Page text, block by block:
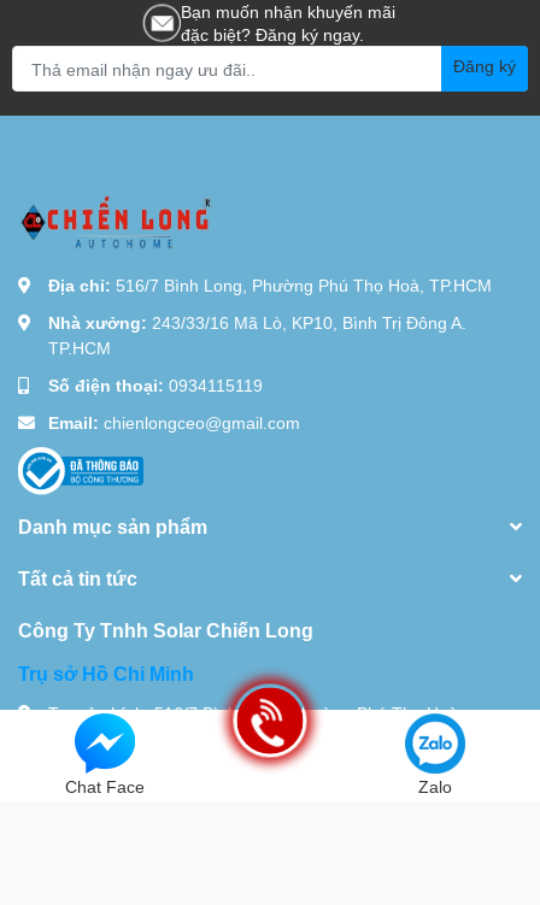
Bạn muốn nhận khuyến mãi
đặc biệt? Đăng ký ngay.
Đăng ký
Địa chỉ: 516/7 Bình Long, Phường Phú Thọ Hoà, TP.HCM
Nhà xưởng: 243/33/16 Mã Lò, KP10, Bình Trị Đông A.
TP.HCM
Số điện thoại: 0934115119
Email: chienlongceo@gmail.com
Danh mục sản phẩm
Tất cả tin tức
Công Ty Tnhh Solar Chiến Long
Trụ sở Hồ Chi Minh
Trụ sở chính: 516/7 Bình Long, Phường Phú Thọ Hoà,
TP.HCM Nhà xưởng 28 Đường 18D,Khu Phố 10, Bình Hưng
Hòa. TP.HCM
Chat Face Zalo